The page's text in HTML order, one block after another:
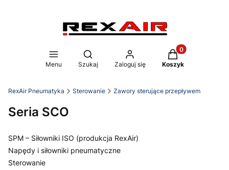
Menu
Otwórz wyszukiwarkę
Szukaj Zaloguj się
Produkty w
Koszyk
RexAir Pneumatyka Sterowanie Zawory sterujące przepływem
Seria SCO
SPM – Siłowniki ISO (produkcja RexAir)
Napędy i siłowniki pneumatyczne
Sterowanie